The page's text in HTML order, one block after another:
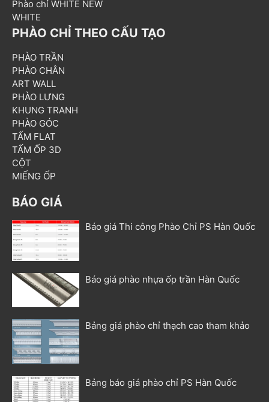
Phào chỉ WHITE NEW
WHITE
PHÀO CHỈ THEO CẤU TẠO
PHÀO TRẦN
PHÀO CHÂN
ART WALL
PHÀO LƯNG
KHUNG TRANH
PHÀO GÓC
TẤM FLAT
TẤM ỐP 3D
CỘT
MIẾNG ỐP
BÁO GIÁ
Báo giá Thi công Phào Chỉ PS Hàn Quốc
Báo giá phào nhựa ốp trần Hàn Quốc
Bảng giá phào chỉ thạch cao tham khảo
Bảng báo giá phào chỉ PS Hàn Quốc